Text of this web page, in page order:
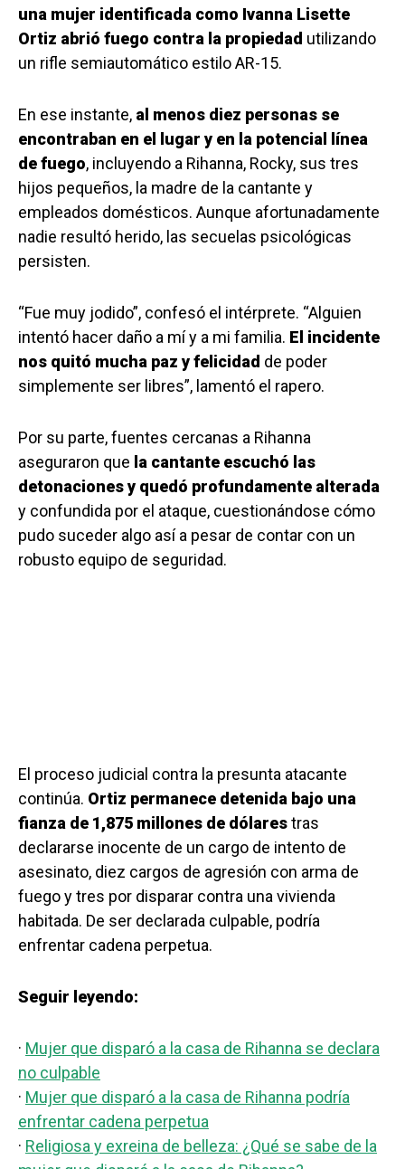
una mujer identificada como Ivanna Lisette
Ortiz abrió fuego contra la propiedad utilizando
un rifle semiautomático estilo AR-15.
En ese instante, al menos diez personas se
encontraban en el lugar y en la potencial línea
de fuego, incluyendo a Rihanna, Rocky, sus tres
hijos pequeños, la madre de la cantante y
empleados domésticos. Aunque afortunadamente
nadie resultó herido, las secuelas psicológicas
persisten.
“Fue muy jodido”, confesó el intérprete. “Alguien
intentó hacer daño a mí y a mi familia. El incidente
nos quitó mucha paz y felicidad de poder
simplemente ser libres”, lamentó el rapero.
Por su parte, fuentes cercanas a Rihanna
aseguraron que la cantante escuchó las
detonaciones y quedó profundamente alterada
y confundida por el ataque, cuestionándose cómo
pudo suceder algo así a pesar de contar con un
robusto equipo de seguridad.
El proceso judicial contra la presunta atacante
continúa. Ortiz permanece detenida bajo una
fianza de 1,875 millones de dólarestras
declararse inocente de un cargo de intento de
asesinato, diez cargos de agresión con arma de
fuego y tres por disparar contra una vivienda
habitada. De ser declarada culpable, podría
enfrentar cadena perpetua.
Seguir leyendo:
· Mujer que disparó a la casa de Rihanna se declara
no culpable
· Mujer que disparó a la casa de Rihanna podría
enfrentar cadena perpetua
· Religiosa y exreina de belleza: ¿Qué se sabe de la